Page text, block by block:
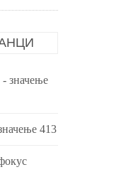
- значење
413